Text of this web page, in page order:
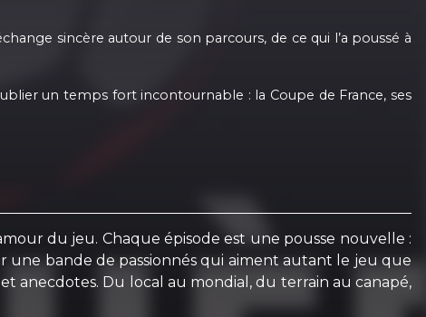
sincère autour de son parcours, de ce qui l’a poussé à
un temps fort incontournable : la Coupe de France, ses
du jeu. Chaque épisode est une pousse nouvelle :
une bande de passionnés qui aiment autant le jeu que
anecdotes. Du local au mondial, du terrain au canapé,